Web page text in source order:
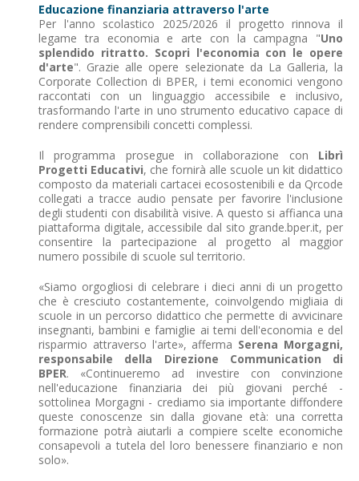
Educazione finanziaria attraverso l'arte
Per l'anno scolastico 2025/2026 il progetto rinnova il
legame tra economia e arte con la campagna "Uno
splendido ritratto. Scopri l'economia con le opere
d'arte". Grazie alle opere selezionate da La Galleria, la
Corporate Collection di BPER, i temi economici vengono
raccontati con un linguaggio accessibile e inclusivo,
trasformando l'arte in uno strumento educativo capace di
rendere comprensibili concetti complessi.
Il programma prosegue in collaborazione con Librì
Progetti Educativi, che fornirà alle scuole un kit didattico
composto da materiali cartacei ecosostenibili e da Qrcode
collegati a tracce audio pensate per favorire l'inclusione
degli studenti con disabilità visive. A questo si affianca una
piattaforma digitale, accessibile dal sito grande.bper.it, per
consentire la partecipazione al progetto al maggior
numero possibile di scuole sul territorio.
«Siamo orgogliosi di celebrare i dieci anni di un progetto
che è cresciuto costantemente, coinvolgendo migliaia di
scuole in un percorso didattico che permette di avvicinare
insegnanti, bambini e famiglie ai temi dell'economia e del
risparmio attraverso l'arte», afferma Serena Morgagni,
responsabile della Direzione Communication di
BPER. «Continueremo ad investire con convinzione
nell'educazione finanziaria dei più giovani perché -
sottolinea Morgagni - crediamo sia importante diffondere
queste conoscenze sin dalla giovane età: una corretta
formazione potrà aiutarli a compiere scelte economiche
consapevoli a tutela del loro benessere finanziario e non
solo».